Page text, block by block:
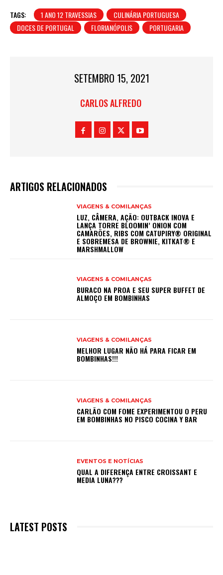
TAGS: 1 ANO 12 TRAVESSIAS
CULINÁRIA PORTUGUESA
DOCES DE PORTUGAL
FLORIANÓPOLIS PORTUGARIA
SETEMBRO 15, 2021
CARLOS ALFREDO
ARTIGOS RELACIONADOS
VIAGENS & COMILANÇAS
LUZ, CÂMERA, AÇÃO: OUTBACK INOVA E
LANÇA TORRE BLOOMIN’ ONION COM
CAMARÕES, RIBS COM CATUPIRY® ORIGINAL
E SOBREMESA DE BROWNIE, KITKAT® E
MARSHMALLOW
VIAGENS & COMILANÇAS
BURACO NA PROA E SEU SUPER BUFFET DE
ALMOÇO EM BOMBINHAS
VIAGENS & COMILANÇAS
MELHOR LUGAR NÃO HÁ PARA FICAR EM
BOMBINHAS!!!
VIAGENS & COMILANÇAS
CARLÃO COM FOME EXPERIMENTOU O PERU
EM BOMBINHAS NO PISCO COCINA Y BAR
EVENTOS E NOTÍCIAS
QUAL A DIFERENÇA ENTRE CROISSANT E
MEDIA LUNA???
LATEST POSTS